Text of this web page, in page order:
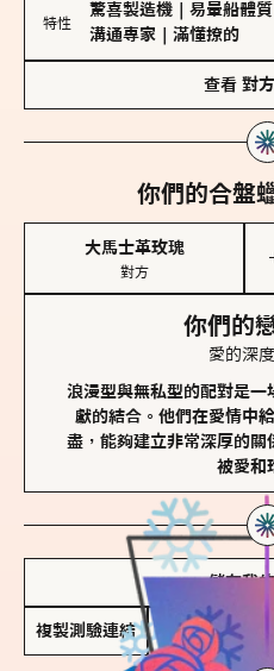
特性
驚喜製造機 易暈船體質
溝通專家
滿懂撩的
查看 對方
你們的合盤
大馬士革玫瑰
對方
你們的
愛的深
浪漫型與無私型的配對是一
獻的結合。他們在愛情中
盡，能夠建立非常深厚的關
被愛和
儲存我
複製測驗連結 查看